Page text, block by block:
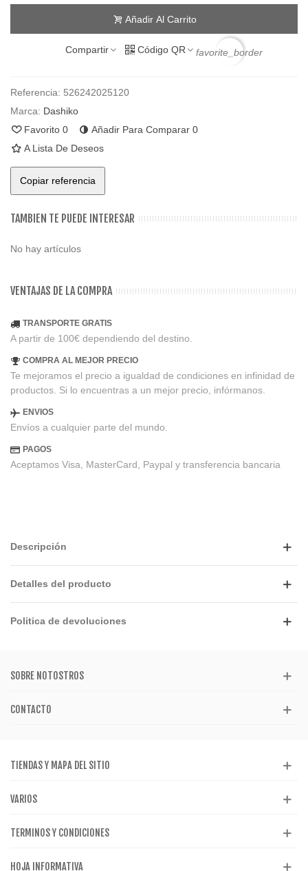
Añadir Al Carrito
Compartir Código QR favorite_border
Referencia: 526242025120
Marca: Dashiko
Favorito 0 Añadir Para Comparar 0
A Lista De Deseos
Copiar referencia
TAMBIEN TE PUEDE INTERESAR
No hay artículos
VENTAJAS DE LA COMPRA
TRANSPORTE GRATIS
A partir de 100€ dependiendo del destino.
COMPRA AL MEJOR PRECIO
Te mejoramos el precio a igualdad de condiciones en infinidad de
productos. Si lo encuentras a un mejor precio, infórmanos.
ENVIOS
Envíos a cualquier parte del mundo.
PAGOS
Aceptamos Visa, MasterCard, Paypal y transferencia bancaria
Descripción
Detalles del producto
Politica de devoluciones
SOBRE NOTOSTROS
CONTACTO
TIENDAS Y MAPA DEL SITIO
VARIOS
TERMINOS Y CONDICIONES
HOJA INFORMATIVA